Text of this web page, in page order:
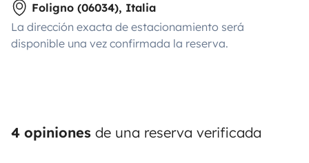
Foligno (06034), Italia
La dirección exacta de estacionamiento será
disponible una vez confirmada la reserva.
4 opiniones de una reserva verificada